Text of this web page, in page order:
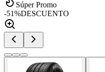
Súper Promo
-51%DESCUENTO